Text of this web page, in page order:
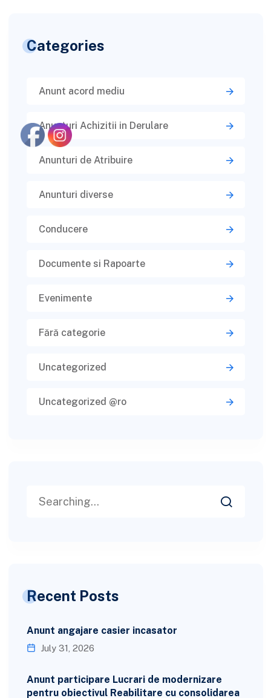
Categories
Anunt acord mediu
Anunturi Achizitii in Derulare
Anunturi de Atribuire
Anunturi diverse
Conducere
Documente si Rapoarte
Evenimente
Fără categorie
Uncategorized
Uncategorized @ro
Recent Posts
Anunt angajare casier incasator
July 31, 2026
Anunt participare Lucrari de modernizare
pentru obiectivul Reabilitare cu consolidarea